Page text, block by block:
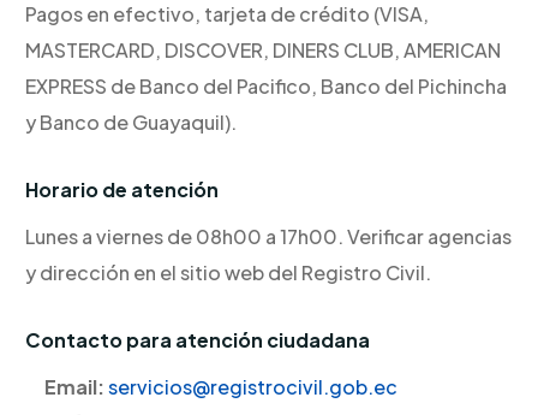
Pagos en efectivo, tarjeta de crédito (VISA,
MASTERCARD, DISCOVER, DINERS CLUB, AMERICAN
EXPRESS de Banco del Pacifico, Banco del Pichincha
y Banco de Guayaquil).
Horario de atención
Lunes a viernes de 08h00 a 17h00. Verificar agencias
y dirección en el sitio web del Registro Civil.
Contacto para atención ciudadana
Email: servicios@registrocivil.gob.ec